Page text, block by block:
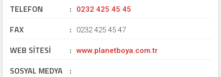
TELEFON : 0232 425 45 45
FAX : 0232 425 45 47
WEB SİTESİ : www.planetboya.com.tr
SOSYAL MEDYA :